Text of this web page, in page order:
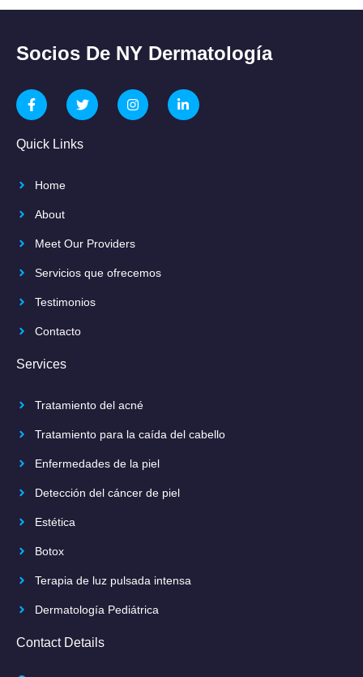
Socios De NY Dermatología
Quick Links
Home
About
Meet Our Providers
Servicios que ofrecemos
Testimonios
Contacto
Services
Tratamiento del acné
Tratamiento para la caída del cabello
Enfermedades de la piel
Detección del cáncer de piel
Estética
Botox
Terapia de luz pulsada intensa
Dermatología Pediátrica
Contact Details